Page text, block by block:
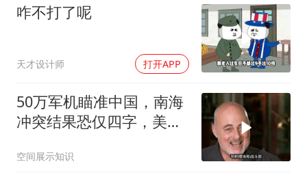
咋不打了呢
天才设计师 打开APP
50万军机瞄准中国，南海
冲突结果恐仅四字，美防
空间展示知识